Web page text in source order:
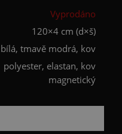
Vyprodáno
120×4 cm (d×š)
bílá, tmavě modrá, kov
polyester, elastan, kov
magnetický